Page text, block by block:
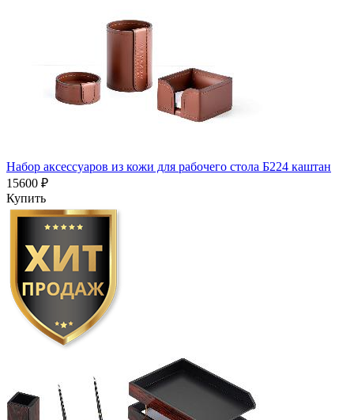
Набор аксессуаров из кожи для рабочего стола Б224 каштан
15600 ₽
Купить